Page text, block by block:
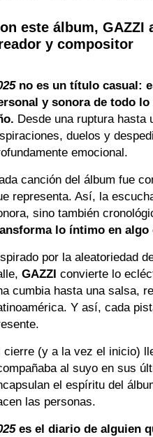
este álbum,
y compositor
no es un título casual:
y sonora de todo
Desde una ruptura hasta
duelos y
emocional.
canción del álbum fue
representa. Así, la
sino también
lo íntimo en algo
por la aleatoriedad
GAZZI convierte lo
cumbia hasta una salsa,
Y así, cada
cierre (y a la vez el inicio)
al suyo en sus
el espíritu del
las personas.
es el diario de alguien